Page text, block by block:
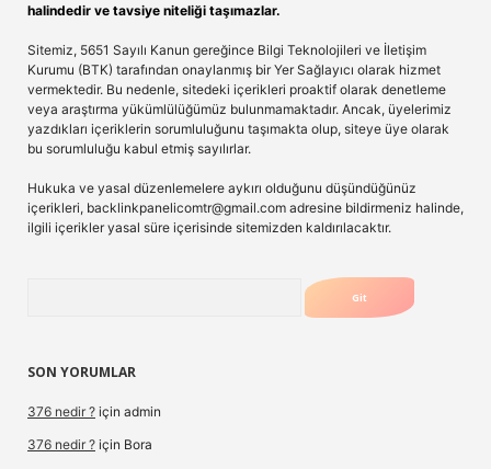
halindedir ve tavsiye niteliği taşımazlar.
Sitemiz, 5651 Sayılı Kanun gereğince Bilgi Teknolojileri ve İletişim
Kurumu (BTK) tarafından onaylanmış bir Yer Sağlayıcı olarak hizmet
vermektedir. Bu nedenle, sitedeki içerikleri proaktif olarak denetleme
veya araştırma yükümlülüğümüz bulunmamaktadır. Ancak, üyelerimiz
yazdıkları içeriklerin sorumluluğunu taşımakta olup, siteye üye olarak
bu sorumluluğu kabul etmiş sayılırlar.
Hukuka ve yasal düzenlemelere aykırı olduğunu düşündüğünüz
içerikleri, backlinkpanelicomtr@gmail.com adresine bildirmeniz halinde,
ilgili içerikler yasal süre içerisinde sitemizden kaldırılacaktır.
SON YORUMLAR
376 nedir ? için admin
376 nedir ? için Bora